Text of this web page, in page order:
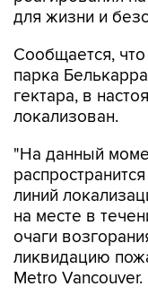
для жизни и
Сообщается,
парка
гектара, в
локализован.
"На данный
линий
на месте в
очаги
ликвидацию
Metro Vancouver.